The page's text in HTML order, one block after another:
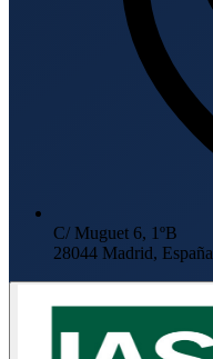
C/ Muguet 6, 1ºB
28044 Madrid, España